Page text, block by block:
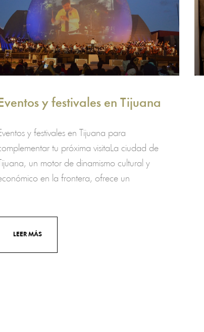
Eventos y festivales en Tijuana
y festivales en Tijuana para
tu próxima visitaLa ciudad de
Tijuana, un motor de dinamismo cultural y
en la frontera, ofrece un
LEER MÁS